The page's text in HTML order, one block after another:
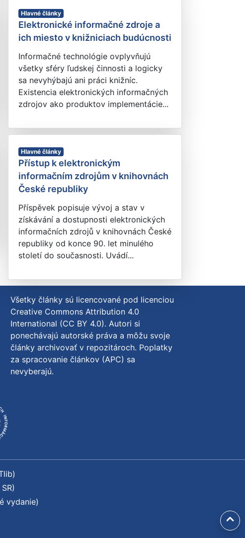
Hlavné články
Elektronické informačné zdroje a
ich miesto v knižniciach budúcnosti
Informačné technológie ovplyvňujú
všetky sféry ľudskej činnosti a logicky
sa nevyhýbajú ani práci knižníc.
Existencia elektronických informačných
zdrojov ako produktov implementácie...
Hlavné články
Přístup k elektronickým
informačním zdrojům v knihovnách
České republiky
Příspěvek popisuje vývoj a stav v
získávání a dostupnosti elektronických
informačních zdrojů v knihovnách České
republiky od konce 90. let minulého
století do současnosti. Uvádí...
Všetky články sú licencované pod licenciou
Creative Commons Attribution 4.0
International (CC BY 4.0). Autori si
ponechávajú autorské práva a môžu svoje
články archivovať v repozitároch. Poplatky
za spracovanie článkov (APC) sa
nevyberajú.
vydanie)